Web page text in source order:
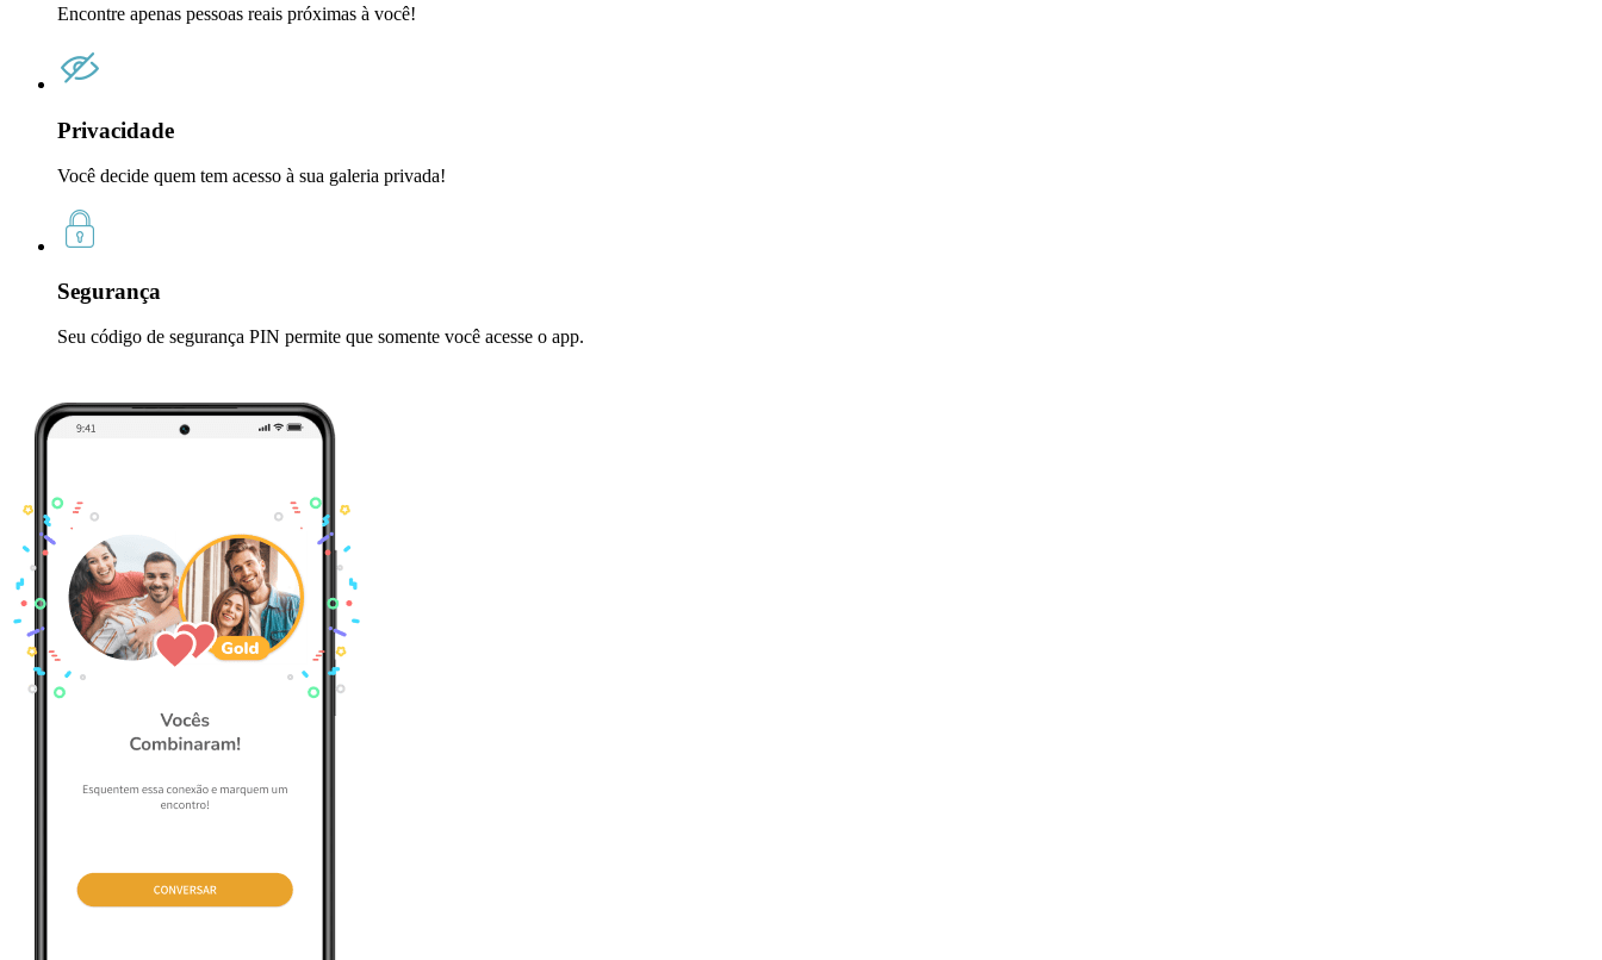
Encontre apenas pessoas reais próximas à você!
Privacidade
Você decide quem tem acesso à sua galeria privada!
Segurança
Seu código de segurança PIN permite que somente você acesse o app.